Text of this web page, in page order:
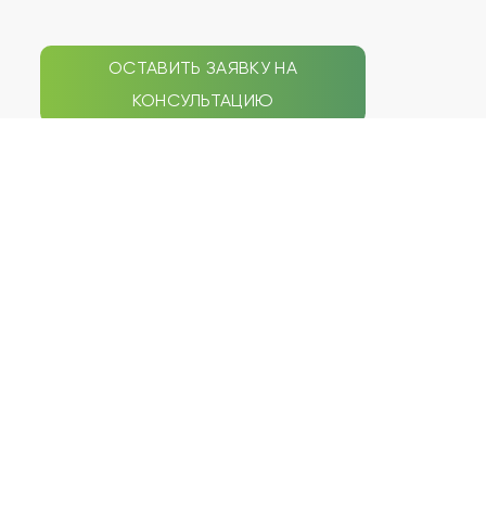
ОСТАВИТЬ ЗАЯВКУ НА
КОНСУЛЬТАЦИЮ